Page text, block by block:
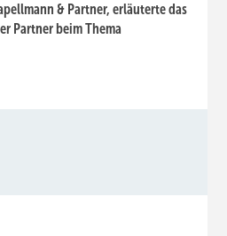
& Partner, erläuterte das
Partner beim Thema